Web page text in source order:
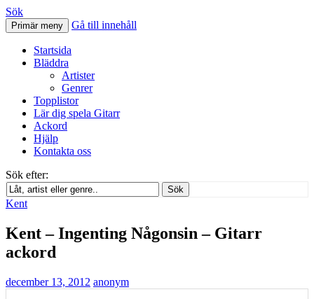
Svenskatabs.se
Sök
Primär meny Gå till innehåll
Startsida
Bläddra
Artister
Genrer
Topplistor
Lär dig spela Gitarr
Ackord
Hjälp
Kontakta oss
Sök efter:
Sök
Kent
Kent – Ingenting Någonsin – Gitarr
ackord
december 13, 2012 anonym